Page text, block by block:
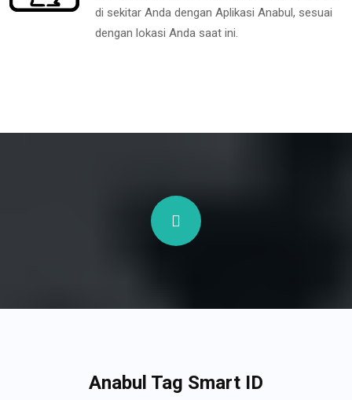
di sekitar Anda dengan Aplikasi Anabul, sesuai
dengan lokasi Anda saat ini.
Anabul Tag Smart ID